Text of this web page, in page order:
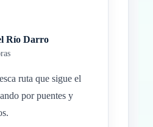
Río Darro
ruta que sigue el
por puentes y